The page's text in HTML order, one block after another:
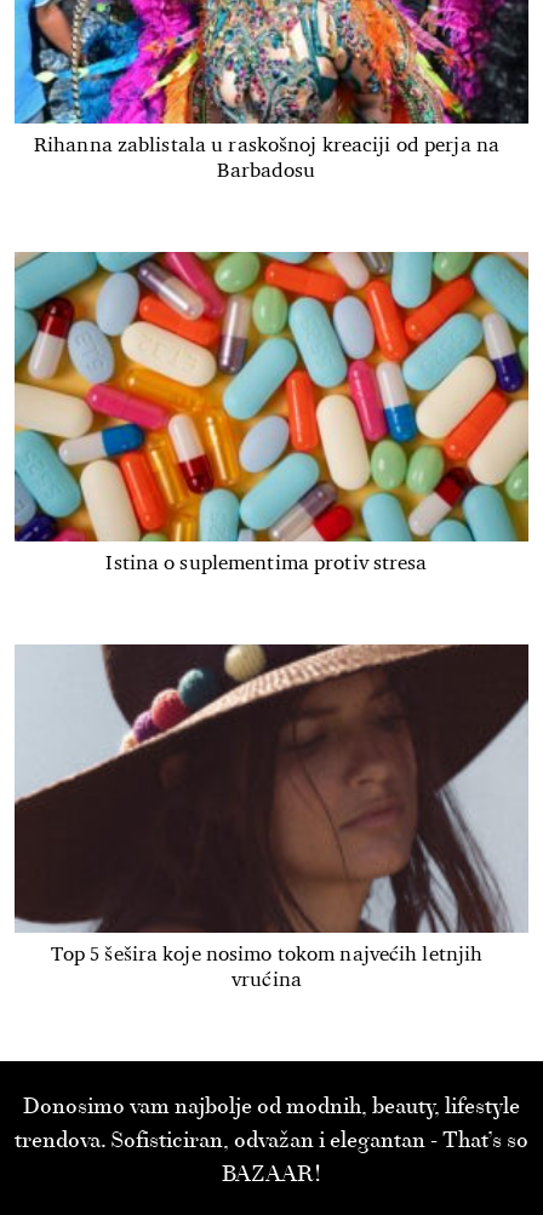
Rihanna zablistala u raskošnoj kreaciji od perja na
Barbadosu
Istina o suplementima protiv stresa
Top 5 šešira koje nosimo tokom najvećih letnjih
vrućina
Donosimo vam najbolje od modnih, beauty, lifestyle
trendova. Sofisticiran, odvažan i elegantan - That’s so
BAZAAR!